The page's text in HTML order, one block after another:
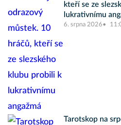
kteří se ze
lukrativnímu
6. srpna 2026
Tarotskop na